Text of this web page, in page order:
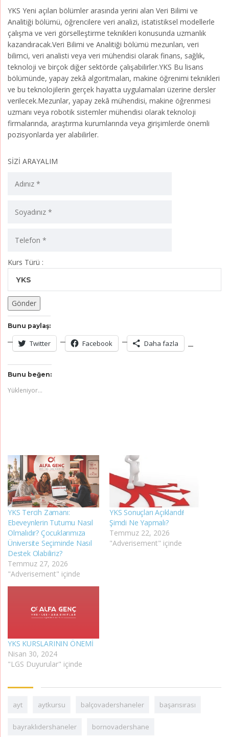
YKS Yeni açılan bölümler arasında yerini alan Veri Bilimi ve
Analitiği bölümü, öğrencilere veri analizi, istatistiksel modellerle
çalışma ve veri görselleştirme teknikleri konusunda uzmanlık
kazandıracak.Veri Bilimi ve Analitiği bölümü mezunları, veri
bilimci, veri analisti veya veri mühendisi olarak finans, sağlık,
teknoloji ve birçok diğer sektörde çalışabilirler.YKS Bu lisans
bölümünde, yapay zekâ algoritmaları, makine öğrenimi teknikleri
ve bu teknolojilerin gerçek hayatta uygulamaları üzerine dersler
verilecek.Mezunlar, yapay zekâ mühendisi, makine öğrenmesi
uzmanı veya robotik sistemler mühendisi olarak teknoloji
firmalarında, araştırma kurumlarında veya girişimlerde önemli
pozisyonlarda yer alabilirler.
SİZİ ARAYALIM
Kurs Türü :
YKS
Bunu paylaş:
Twitter Facebook Daha fazla
Bunu beğen:
Yükleniyor...
YKS Tercih Zamanı:
Ebeveynlerin Tutumu Nasıl
Olmalıdır? Çocuklarımıza
Üniversite Seçiminde Nasıl
Destek Olabiliriz?
Temmuz 27, 2026
"Adverisement" içinde
YKS Sonuçları Açıklandı!
Şimdi Ne Yapmalı?
Temmuz 22, 2026
"Adverisement" içinde
YKS KURSLARININ ÖNEMİ
Nisan 30, 2024
"LGS Duyurular" içinde
ayt aytkursu balçovadershaneler başarısırası
bayraklıdershaneler bornovadershane